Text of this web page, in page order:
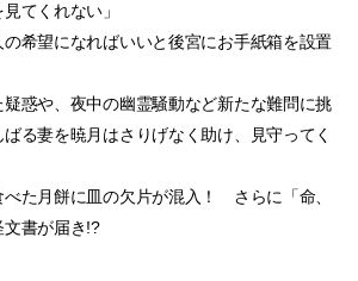
てくれない」
希望になればいいと後宮にお手紙箱を設置
惑や、夜中の幽霊騒動など新たな難問に挑
る妻を暁月はさりげなく助け、見守ってく
た月餅に皿の欠片が混入！ さらに「命、
書が届き!?